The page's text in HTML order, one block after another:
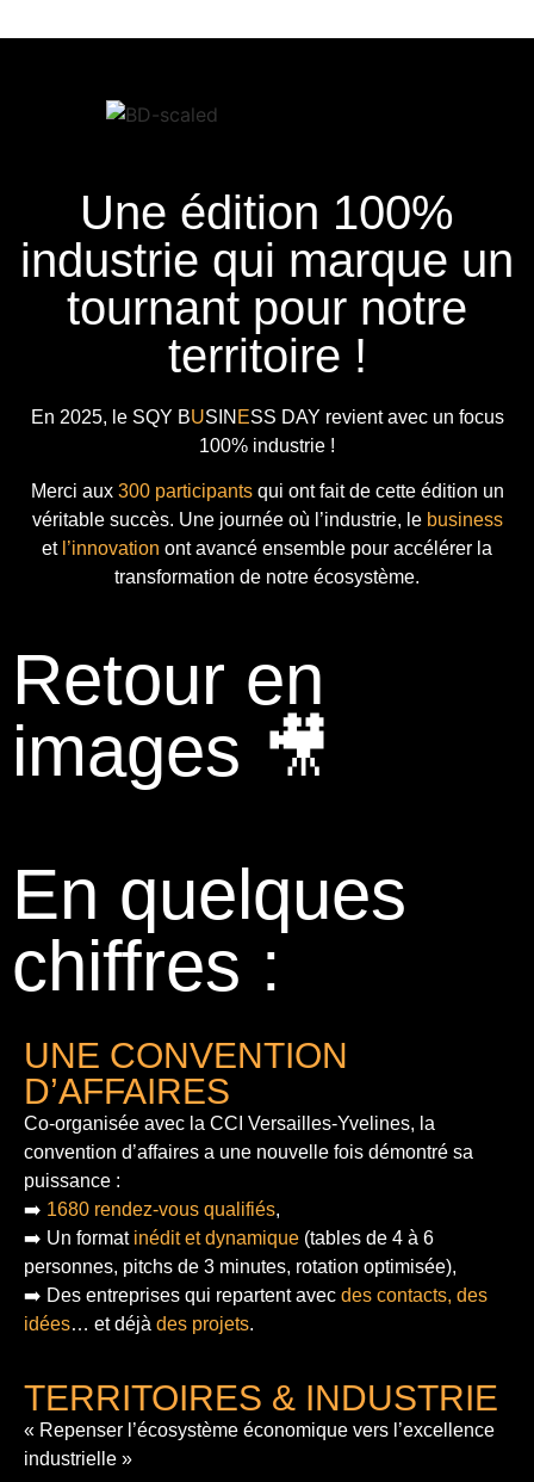
Une édition 100%
industrie qui marque un
tournant pour notre
territoire !
En 2025, le SQY BUSIN ESS DAY revient avec un focus
100% industrie !
Merci aux 300 participantsqui ont fait de cette édition un
véritable succès. Une journée où l’industrie, le business
et l’innovation ont avancé ensemble pour accélérer la
transformation de notre écosystème.
Retour en
images 🎥
En quelques
chiffres :
UNE CONVENTION
D’AFFAIRES
Co-organisée avec la CCI Versailles-Yvelines, la
convention d’affaires a une nouvelle fois démontré sa
puissance :
➡️ 1680 rendez-vous qualifiés,
➡️ Un format inédit et dynamique (tables de 4 à 6
personnes, pitchs de 3 minutes, rotation optimisée),
➡️ Des entreprises qui repartent avec des contacts, des
idées… et déjà des projets.
TERRITOIRES & INDUSTRIE
« Repenser l’écosystème économique vers l’excellence
industrielle »